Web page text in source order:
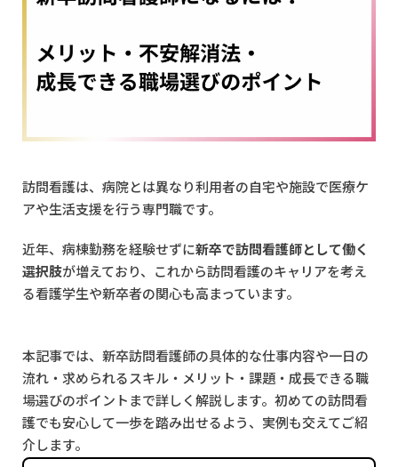
訪問看護は、病院とは異なり利用者の自宅や施設で医療ケ
アや生活支援を行う専門職です。
近年、病棟勤務を経験せずに新卒で訪問看護師として働く
選択肢が増えており、これから訪問看護のキャリアを考え
る看護学生や新卒者の関心も高まっています。
本記事では、新卒訪問看護師の具体的な仕事内容や一日の
流れ・求められるスキル・メリット・課題・成長できる職
場選びのポイントまで詳しく解説します。初めての訪問看
護でも安心して一歩を踏み出せるよう、実例も交えてご紹
介します。